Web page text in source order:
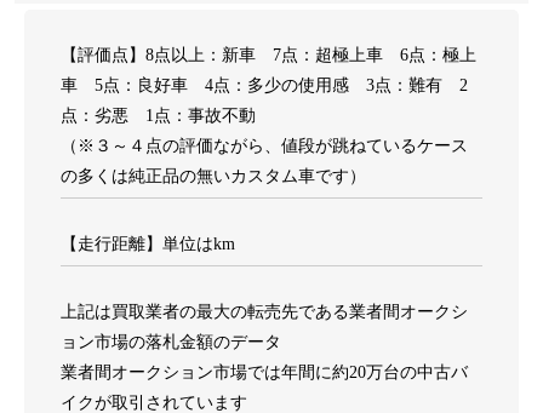
【評価点】8点以上：新車 7点：超極上車 6点：極上
車 5点：良好車 4点：多少の使用感 3点：難有 2
点：劣悪 1点：事故不動
（※３～４点の評価ながら、値段が跳ねているケース
の多くは純正品の無いカスタム車です）
【走行距離】単位はkm
上記は買取業者の最大の転売先である業者間オークシ
ョン市場の落札金額のデータ
業者間オークション市場では年間に約20万台の中古バ
イクが取引されています